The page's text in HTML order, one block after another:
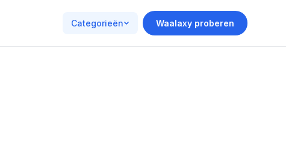
Categorieën Waalaxy proberen